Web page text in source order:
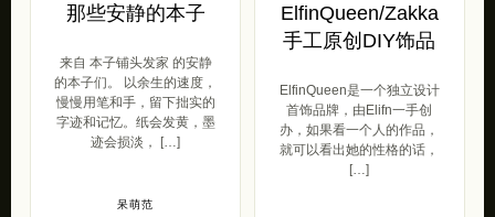
那些安静的本子
来自 本子铺头发家 的安静
的本子们。 以余生的速度，
慢慢用笔和手，留下拙实的
字迹和记忆。纸会发黄，墨
迹会损淡， […]
呆萌范
ElfinQueen/Zakka
手工原创DIY饰品
ElfinQueen是一个独立设计
首饰品牌，由Elifn一手创
办，如果看一个人的作品，
就可以看出她的性格的话，
[…]